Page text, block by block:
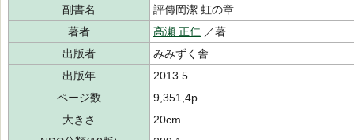
副書名
評傳岡潔 虹の章
著者
高瀬 正仁 ／著
出版者
みみずく舎
出版年
2013.5
ページ数
9,351,4p
大きさ
20cm